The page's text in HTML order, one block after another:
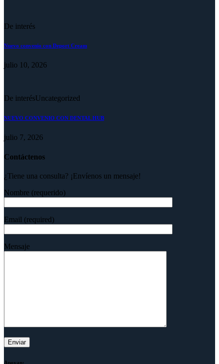
De interés
Nuevo convenio con Deport Cream
julio 10, 2026
De interésUncategorized
NUEVO CONVENIO CON DENTAL HUB
julio 7, 2026
Contáctenos
¿Tiene una consulta? ¡Envíenos un mensaje!
Nombre (requerido)
Email (required)
Mensaje
Apoyan: